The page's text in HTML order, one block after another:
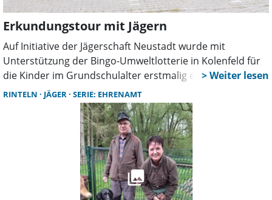
Erkundungstour mit Jägern
Auf Initiative der Jägerschaft Neustadt wurde mit
Unterstützung der Bingo-Umweltlotterie in Kolenfeld für
die Kinder im Grundschulalter erstmalig ein Erlebnis- und
Entdeckungstag Natur mit den örtlichen Jägern
RINTELN JÄGER SERIE: EHRENAMT